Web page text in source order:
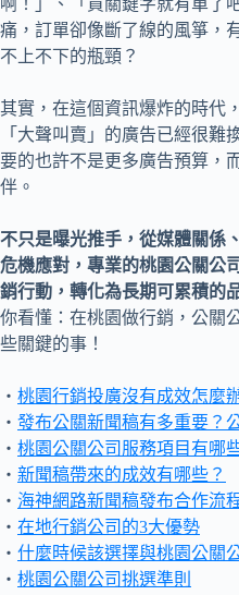
啊！」、「買關鍵字就有單了
痛，訂單卻像斷了線的風箏，
不上不下的瓶頸？
其實，在這個資訊爆炸的時代
「大聲叫賣」的廣告已經很難
要的也許不是更多廣告預算，
伴。
不只是曝光推手，從媒體關係
危機應對，專業的桃園公關公
銷行動，轉化為長期可累積的
你看懂：在桃園做行銷，公關
些關鍵的事！
・ 桃園行銷投廣沒有成效怎麼
・ 發布公關新聞稿有多重要？
・ 桃園公關公司服務項目有哪
・ 新聞稿帶來的成效有哪些？
・ 海神網路新聞稿發布合作流
・ 在地行銷公司的3大優勢
・ 什麼時候該選擇與桃園公關
・ 桃園公關公司挑選準則